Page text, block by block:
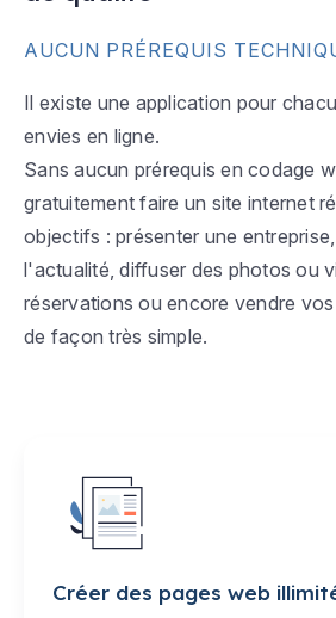
AUCUN PRÉREQUIS
Il existe une application pour
envies en ligne.
Sans aucun prérequis en codage
gratuitement faire un site internet
objectifs : présenter une
l'actualité, diffuser des photos ou
réservations ou encore vendre
de façon très simple.
Créer des pages web